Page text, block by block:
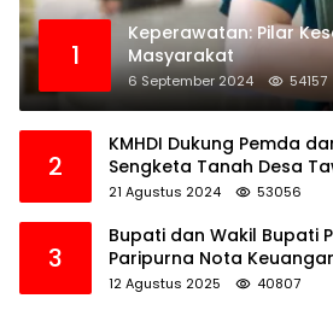
1
Keperawatan: Pilar
Masyarakat
6 September 2024 54157
2
KMHDI Dukung Pemda
Sengketa Tanah Desa
21 Agustus 2024 53056
3
Bupati dan Wakil Bupati
Paripurna Nota
Perubahan TA 2025
12 Agustus 2025 40807